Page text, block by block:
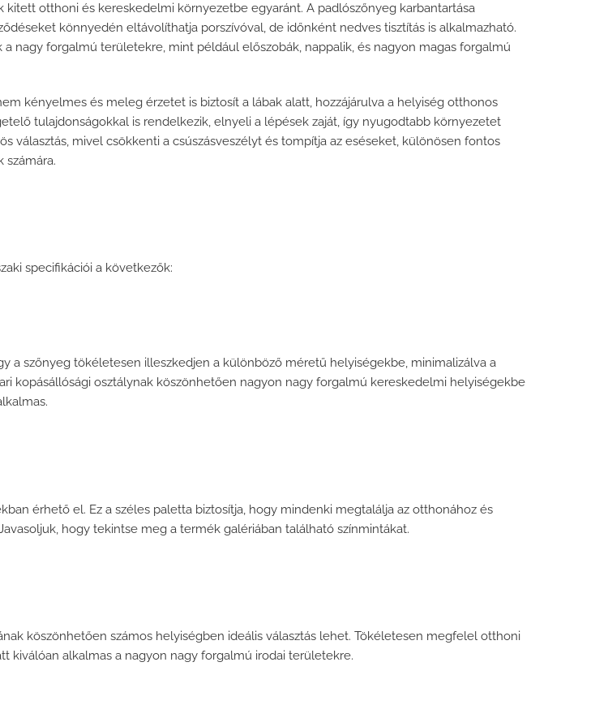
otthoni és kereskedelmi környezetbe egyaránt. A padlószőnyeg karbantartása
könnyedén eltávolíthatja porszívóval, de időnként nedves tisztítás is alkalmazható.
nagy forgalmú területekre, mint például előszobák, nappalik, és nagyon magas forgalmú
kényelmes és meleg érzetet is biztosít a lábak alatt, hozzájárulva a helyiség otthonos
tulajdonságokkal is rendelkezik, elnyeli a lépések zaját, így nyugodtabb környezetet
választás, mivel csökkenti a csúszásveszélyt és tompítja az eséseket, különösen fontos
számára.
specifikációi a következők:
a szőnyeg tökéletesen illeszkedjen a különböző méretű helyiségekbe, minimalizálva a
kopásállósági osztálynak köszönhetően nagyon nagy forgalmú kereskedelmi helyiségekbe
érhető el. Ez a széles paletta biztosítja, hogy mindenki megtalálja az otthonához és
hogy tekintse meg a termék galériában található színmintákat.
köszönhetően számos helyiségben ideális választás lehet. Tökéletesen megfelel otthoni
kiválóan alkalmas a nagyon nagy forgalmú irodai területekre.